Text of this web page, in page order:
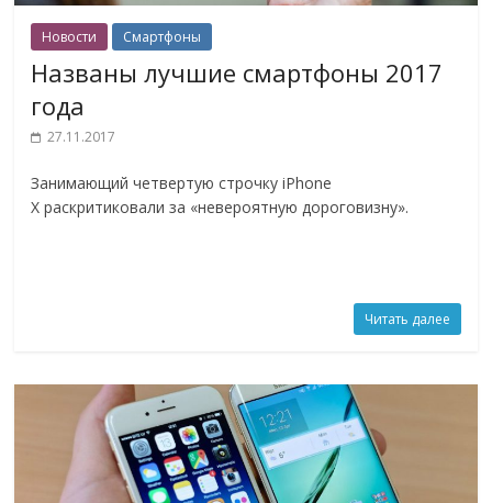
Новости Смартфоны
Названы лучшие смартфоны 2017
года
27.11.2017
Занимающий четвертую строчку iPhone
X раскритиковали за «невероятную дороговизну».
Читать далее